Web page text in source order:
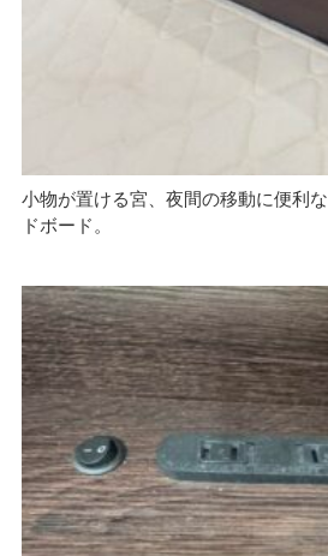
小物が置ける宮、夜間の移動に便利な
ドボード。